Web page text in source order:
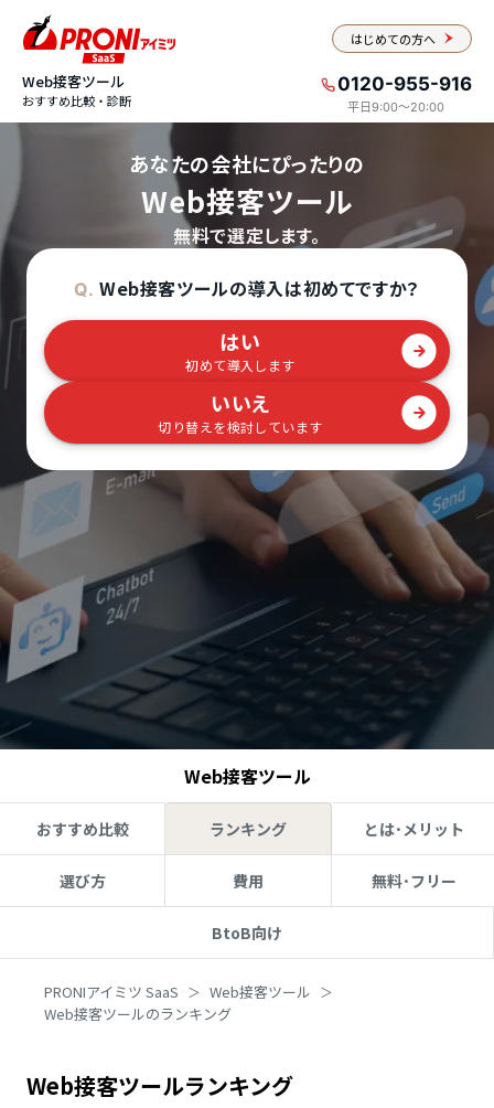
はじめての方へ
Web接客ツール
おすすめ比較・診断
0120-955-916
平日9:00〜20:00
あなたの会社にぴったりの
Web接客ツール
無料で選定します。
Q. Web接客ツールの導入は初めてですか？
はい
初めて導入します
いいえ
切り替えを検討しています
Web接客ツール
おすすめ比較 ランキング とは･メリット
選び方 費用 無料･フリー
BtoB向け
PRONIアイミツ SaaS
Web接客ツール
Web接客ツールのランキング
Web接客ツールランキング